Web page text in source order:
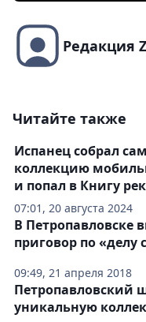
Редакция
Читайте также
07:01, 20 августа 2024
Испанец собрал
коллекцию
и попал в Книгу
09:49, 21 апреля 2018
В Петропавловске
приговор по «делу
Петропавловский
уникальную